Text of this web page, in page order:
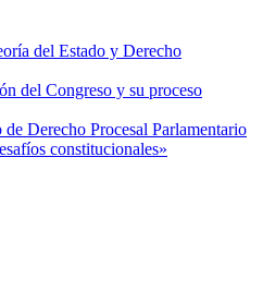
del Estado y Derecho
del Congreso y su proceso
Derecho Procesal Parlamentario
constitucionales»